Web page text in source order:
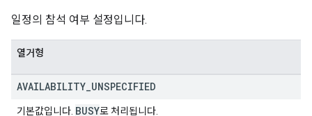
일정의 참석 여부 설정입니다.
열거형
AVAILABILITY UNSPECIFIED
기본값입니다. BUSY로 처리됩니다.